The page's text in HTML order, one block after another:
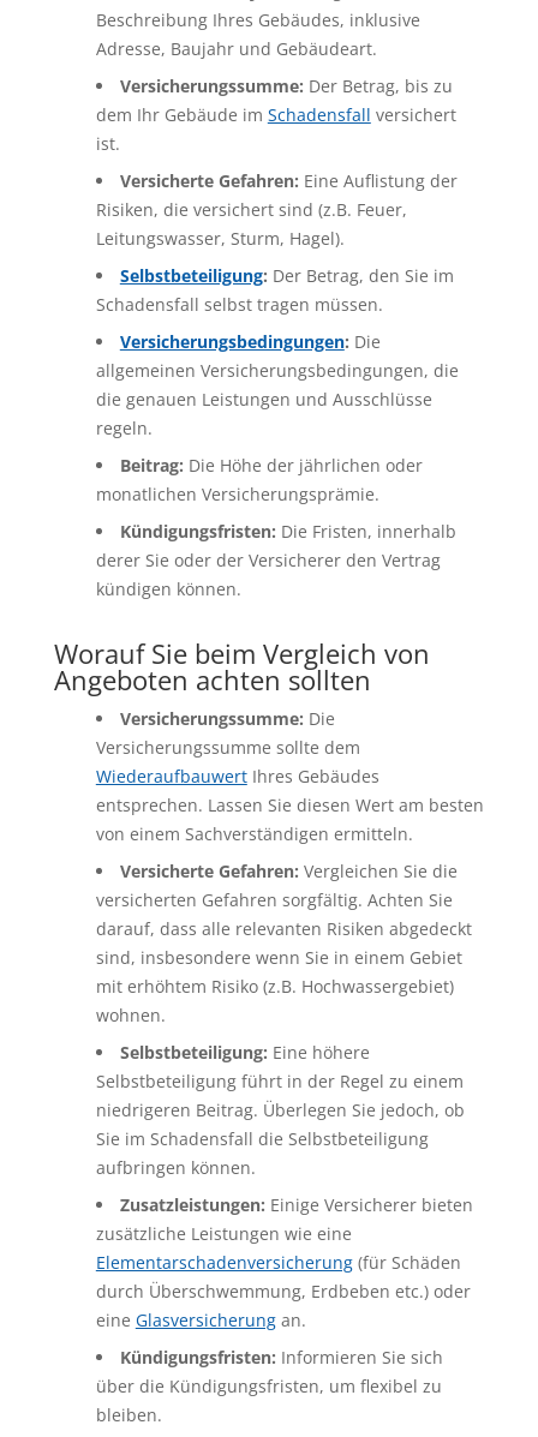
Beschreibung Ihres Gebäudes, inklusive
Adresse, Baujahr und Gebäudeart.
Versicherungssumme: Der Betrag, bis zu
dem Ihr Gebäude im Schadensfall versichert
ist.
Versicherte Gefahren: Eine Auflistung der
Risiken, die versichert sind (z.B. Feuer,
Leitungswasser, Sturm, Hagel).
Selbstbeteiligung: Der Betrag, den Sie im
Schadensfall selbst tragen müssen.
Versicherungsbedingungen: Die
allgemeinen Versicherungsbedingungen, die
die genauen Leistungen und Ausschlüsse
regeln.
Beitrag: Die Höhe der jährlichen oder
monatlichen Versicherungsprämie.
Kündigungsfristen: Die Fristen, innerhalb
derer Sie oder der Versicherer den Vertrag
kündigen können.
Worauf Sie beim Vergleich von
Angeboten achten sollten
Versicherungssumme: Die
Versicherungssumme sollte dem
WiederaufbauwertIhres Gebäudes
entsprechen. Lassen Sie diesen Wert am besten
von einem Sachverständigen ermitteln.
Versicherte Gefahren: Vergleichen Sie die
versicherten Gefahren sorgfältig. Achten Sie
darauf, dass alle relevanten Risiken abgedeckt
sind, insbesondere wenn Sie in einem Gebiet
mit erhöhtem Risiko (z.B. Hochwassergebiet)
wohnen.
Selbstbeteiligung: Eine höhere
Selbstbeteiligung führt in der Regel zu einem
niedrigeren Beitrag. Überlegen Sie jedoch, ob
Sie im Schadensfall die Selbstbeteiligung
aufbringen können.
Zusatzleistungen: Einige Versicherer bieten
zusätzliche Leistungen wie eine
Elementarschadenversicherung(für Schäden
durch Überschwemmung, Erdbeben etc.) oder
eine Glasversicherungan.
Kündigungsfristen: Informieren Sie sich
über die Kündigungsfristen, um flexibel zu
bleiben.